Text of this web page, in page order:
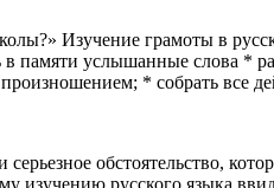
Изучение грамоты в
услышанные слова *
* собрать все
обстоятельство,
изучению русского языка